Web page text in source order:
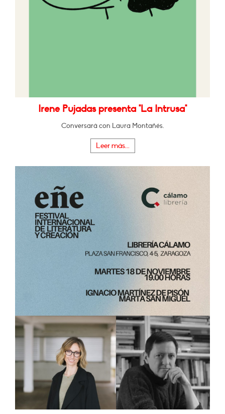
Irene Pujadas presenta "La Intrusa"
Conversará con Laura Montañés.
Leer más...